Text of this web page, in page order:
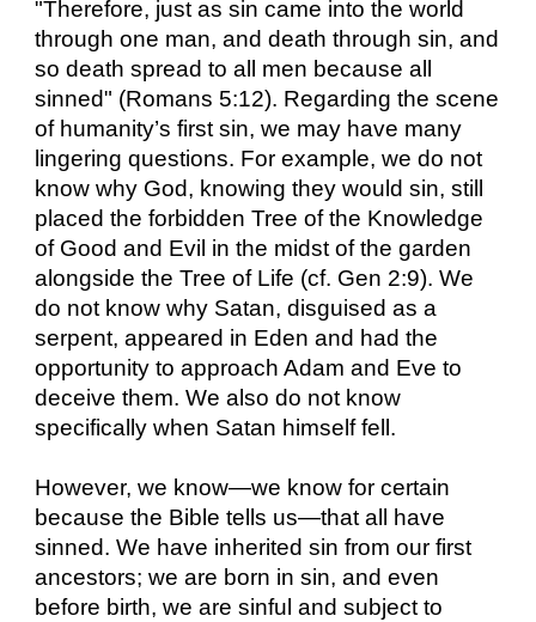
"Therefore, just as sin came into the world
through one man, and death through sin, and
so death spread to all men because all
sinned" (Romans 5:12). Regarding the scene
of humanity’s first sin, we may have many
lingering questions. For example, we do not
know why God, knowing they would sin, still
placed the forbidden Tree of the Knowledge
of Good and Evil in the midst of the garden
alongside the Tree of Life (cf. Gen 2:9). We
do not know why Satan, disguised as a
serpent, appeared in Eden and had the
opportunity to approach Adam and Eve to
deceive them. We also do not know
specifically when Satan himself fell.
However, we know—we know for certain
because the Bible tells us—that all have
sinned. We have inherited sin from our first
ancestors; we are born in sin, and even
before birth, we are sinful and subject to